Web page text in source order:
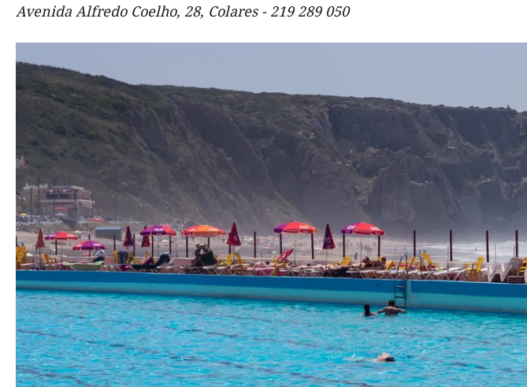
Avenida Alfredo Coelho, 28, Colares - 219 289 050